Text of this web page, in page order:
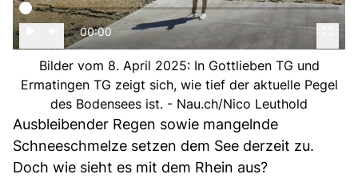
00:00
Bilder vom 8. April 2025: In Gottlieben TG und
Ermatingen TG zeigt sich, wie tief der aktuelle Pegel
des Bodensees ist. - Nau.ch/Nico Leuthold
Ausbleibender Regen sowie mangelnde
Schneeschmelze setzen dem See derzeit zu.
Doch wie sieht es mit dem Rhein aus?